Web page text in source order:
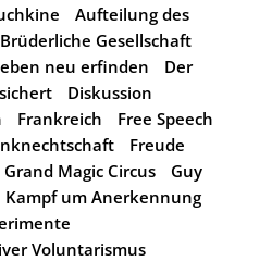
Aufteilung des
Brüderliche Gesellschaft
neu erfinden
Der
Diskussion
Frankreich
Free Speech
Freude
Grand Magic Circus
Guy
Kampf um Anerkennung
Voluntarismus